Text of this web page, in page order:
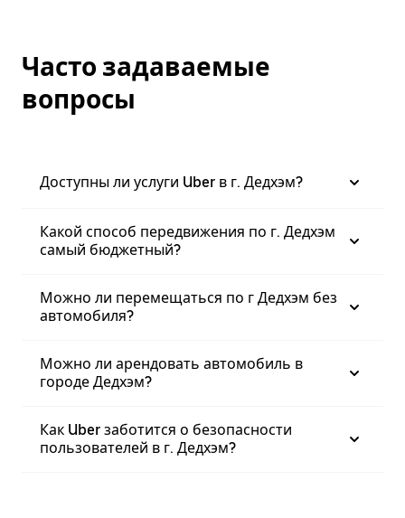
Часто задаваемые
вопросы
Доступны ли услуги Uber в г. Дедхэм?
Какой способ передвижения по г. Дедхэм
самый бюджетный?
Можно ли перемещаться по г Дедхэм без
автомобиля?
Можно ли арендовать автомобиль в
городе Дедхэм?
Как Uber заботится о безопасности
пользователей в г. Дедхэм?